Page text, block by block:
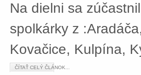
Na dielni sa
spolkárky z
Kovačice, Kulpína,
ČÍTAŤ CELÝ ČLÁNOK...